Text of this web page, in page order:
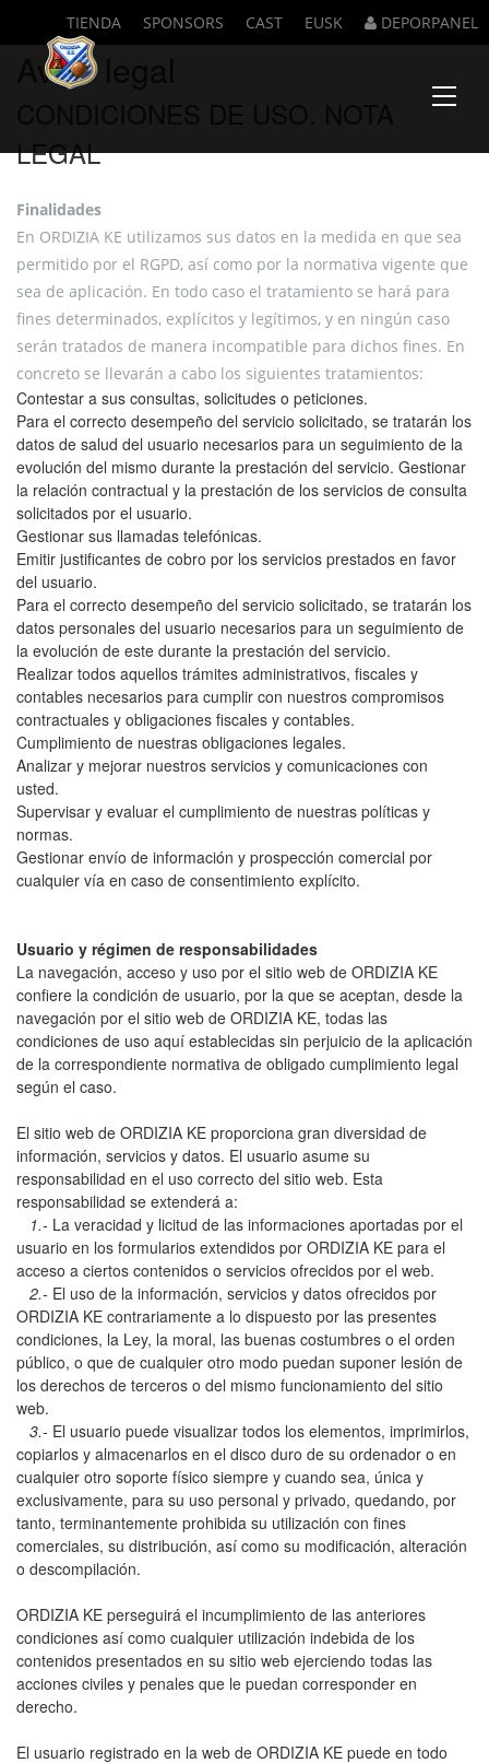
TIENDA SPONSORS CAST EUSK DEPORPANEL
Menu
Aviso legal
LEGAL
Finalidades
En ORDIZIA KE utilizamos sus datos en la medida en que sea
permitido por el RGPD, así como por la normativa vigente que
sea de aplicación. En todo caso el tratamiento se hará para
fines determinados, explícitos y legítimos, y en ningún caso
serán tratados de manera incompatible para dichos fines. En
concreto se llevarán a cabo los siguientes tratamientos:
Contestar a sus consultas, solicitudes o peticiones.
Para el correcto desempeño del servicio solicitado, se tratarán los
datos de salud del usuario necesarios para un seguimiento de la
evolución del mismo durante la prestación del servicio. Gestionar
la relación contractual y la prestación de los servicios de consulta
solicitados por el usuario.
Gestionar sus llamadas telefónicas.
Emitir justificantes de cobro por los servicios prestados en favor
del usuario.
Para el correcto desempeño del servicio solicitado, se tratarán los
datos personales del usuario necesarios para un seguimiento de
la evolución de este durante la prestación del servicio.
Realizar todos aquellos trámites administrativos, fiscales y
contables necesarios para cumplir con nuestros compromisos
contractuales y obligaciones fiscales y contables.
Cumplimiento de nuestras obligaciones legales.
Analizar y mejorar nuestros servicios y comunicaciones con
usted.
Supervisar y evaluar el cumplimiento de nuestras políticas y
normas.
Gestionar envío de información y prospección comercial por
cualquier vía en caso de consentimiento explícito.
Usuario y régimen de responsabilidades
La navegación, acceso y uso por el sitio web de ORDIZIA KE
confiere la condición de usuario, por la que se aceptan, desde la
navegación por el sitio web de ORDIZIA KE, todas las
condiciones de uso aquí establecidas sin perjuicio de la aplicación
de la correspondiente normativa de obligado cumplimiento legal
según el caso.
El sitio web de ORDIZIA KE proporciona gran diversidad de
información, servicios y datos. El usuario asume su
responsabilidad en el uso correcto del sitio web. Esta
responsabilidad se extenderá a:
1.- La veracidad y licitud de las informaciones aportadas por el
usuario en los formularios extendidos por ORDIZIA KE para el
acceso a ciertos contenidos o servicios ofrecidos por el web.
2.- El uso de la información, servicios y datos ofrecidos por
ORDIZIA KE contrariamente a lo dispuesto por las presentes
condiciones, la Ley, la moral, las buenas costumbres o el orden
público, o que de cualquier otro modo puedan suponer lesión de
los derechos de terceros o del mismo funcionamiento del sitio
web.
3.- El usuario puede visualizar todos los elementos, imprimirlos,
copiarlos y almacenarlos en el disco duro de su ordenador o en
cualquier otro soporte físico siempre y cuando sea, única y
exclusivamente, para su uso personal y privado, quedando, por
tanto, terminantemente prohibida su utilización con fines
comerciales, su distribución, así como su modificación, alteración
o descompilación.
ORDIZIA KE perseguirá el incumplimiento de las anteriores
condiciones así como cualquier utilización indebida de los
contenidos presentados en su sitio web ejerciendo todas las
acciones civiles y penales que le puedan corresponder en
derecho.
El usuario registrado en la web de ORDIZIA KE puede en todo